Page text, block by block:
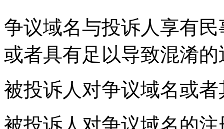
争议域名与投诉人享有
或者具有足以导致混淆
被投诉人对争议域名或
被投诉人对争议域名的